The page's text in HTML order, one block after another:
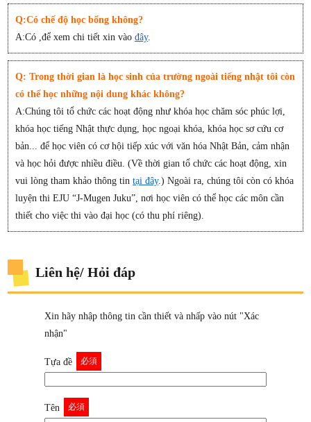
Q:Có chế độ học bổng không?
A:Có ,để xem chi tiết xin vàođây.
Q: Trong thời gian là học sinh của trường ngoài tiếng nhật tôi còn
có thể học những nội dung khác không?
A:Chúng tôi tổ chức các hoạt động như khóa học chăm sóc phúc lợi,
khóa học tiếng Nhật thực dụng, học ngoại khóa, khóa học sơ cứu cơ
bản... để học viên có cơ hội tiếp xúc với văn hóa Nhật Bản, cảm nhận
và học hỏi được nhiều điều. (Về thời gian tổ chức các hoạt động, xin
vui lòng tham khảo thông tintại đây.) Ngoài ra, chúng tôi còn có khóa
luyện thi EJU “J-Mugen Juku”, nơi học viên có thể học các môn cần
thiết cho việc thi vào đại học (có thu phí riêng).
Liên hệ/ Hỏi đáp
Xin hãy nhập thông tin cần thiết và nhấp vào nút "Xác
nhận"
Tựa đề 必須
Tên 必須